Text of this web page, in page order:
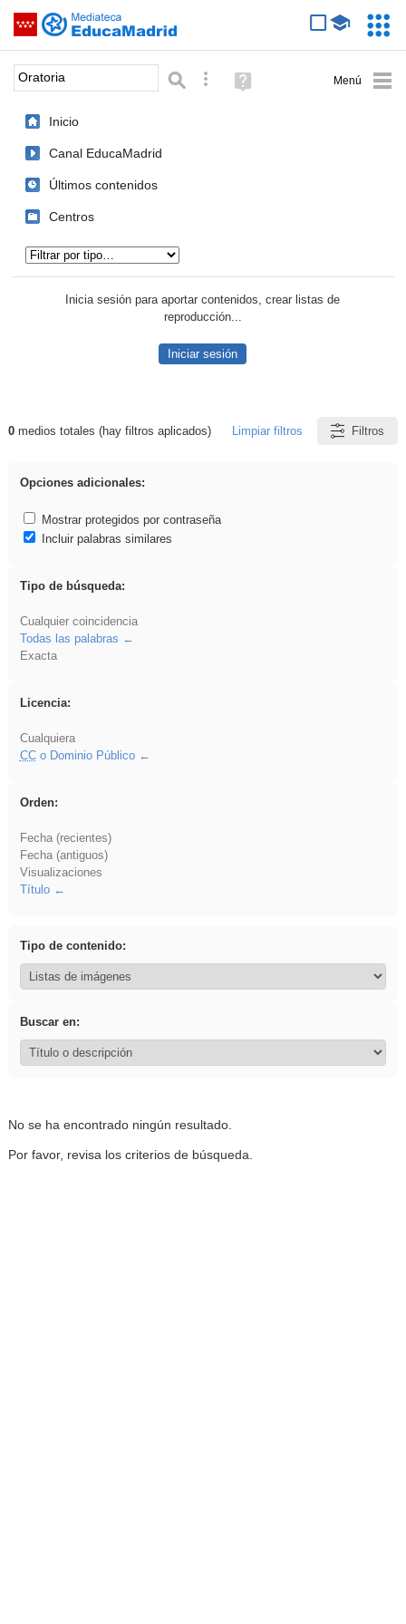
Saltar navegación
Palabra o frase: Búsqueda avanzada
Ayuda
(en
Inicio
Canal EducaMadrid
Últimos contenidos
Centros
Inicia sesión para aportar contenidos, crear listas de
reproducción...
Iniciar sesión
Resultados de: Oratoria
0medios totales (hay filtros aplicados) Limpiar filtros Filtros
Opciones adicionales:
Mostrar protegidos por contraseña
Incluir palabras similares
Tipo de búsqueda:
Cualquier coincidencia
Todas las palabras
Exacta
Licencia:
Cualquiera
CCo Dominio Público
Orden:
Fecha (recientes)
Fecha (antiguos)
Visualizaciones
Título
Tipo de contenido:
Buscar en:
No se ha encontrado ningún resultado.
Por favor, revisa los criterios de búsqueda.